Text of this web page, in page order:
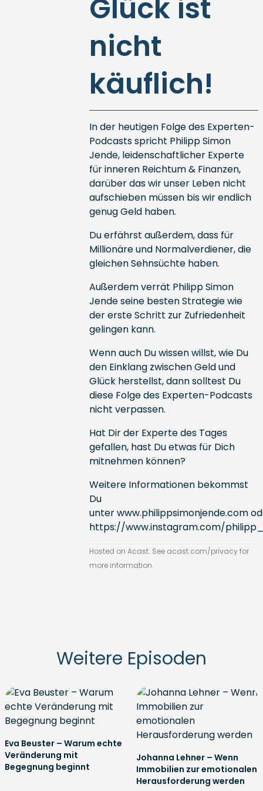
Glück ist
nicht
käuflich!
In der heutigen Folge des Experten-
Podcasts spricht Philipp Simon
Jende, leidenschaftlicher Experte
für inneren Reichtum & Finanzen,
darüber das wir unser Leben nicht
aufschieben müssen bis wir endlich
genug Geld haben.
Du erfährst außerdem, dass für
Millionäre und Normalverdiener, die
gleichen Sehnsüchte haben.
Außerdem verrät Philipp Simon
Jende seine besten Strategie wie
der erste Schritt zur Zufriedenheit
gelingen kann.
Wenn auch Du wissen willst, wie Du
den Einklang zwischen Geld und
Glück herstellst, dann solltest Du
diese Folge des Experten-Podcasts
nicht verpassen.
Hat Dir der Experte des Tages
gefallen, hast Du etwas für Dich
mitnehmen können?
Weitere Informationen bekommst
Du
unterwww.philippsimonjende.com
https://www.instagram.com/
Hosted on Acast. See acast.com/privacyfor
more information.
Weitere Episoden
Eva Beuster – Warum echte
Veränderung mit
Begegnung beginnt
Johanna Lehner – Wenn
Immobilien zur emotionalen
Herausforderung werden